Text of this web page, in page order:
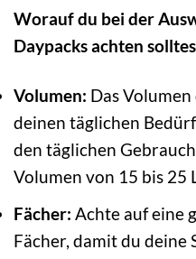
Worauf du bei der
Daypacks achten
Volumen: Das Volumen
deinen täglichen
den täglichen
Volumen von 15 bis 25
Fächer: Achte auf eine
Fächer, damit du deine